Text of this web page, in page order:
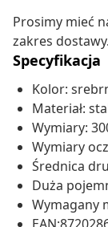
Prosimy mieć
zakres dostawy.
Specyfikacja
Kolor:
Materiał:
Wymiary:
Wymiary
Średnica
Duża
Wymagany